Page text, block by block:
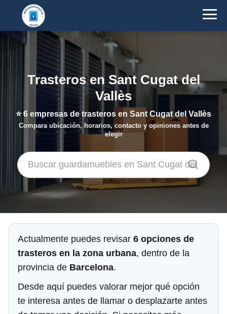
Trasteros en Sant Cugat del
Vallès
⭐6 empresas de trasteros en Sant Cugat del Vallès
Compara ubicación, horarios, contacto y opiniones antes de
elegir
Actualmente puedes revisar 6 opciones de
trasteros en la zona urbana, dentro de la
provincia de Barcelona.
Desde aquí puedes valorar mejor qué opción
te interesa antes de llamar o desplazarte antes